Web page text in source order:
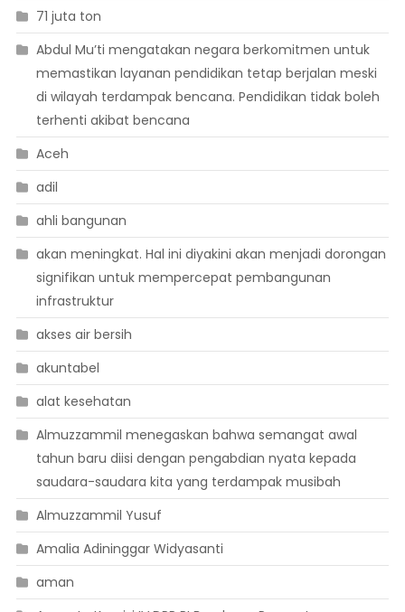
71 juta ton
Abdul Mu’ti mengatakan negara berkomitmen untuk
memastikan layanan pendidikan tetap berjalan meski
di wilayah terdampak bencana. Pendidikan tidak boleh
terhenti akibat bencana
Aceh
adil
ahli bangunan
akan meningkat. Hal ini diyakini akan menjadi dorongan
signifikan untuk mempercepat pembangunan
infrastruktur
akses air bersih
akuntabel
alat kesehatan
Almuzzammil menegaskan bahwa semangat awal
tahun baru diisi dengan pengabdian nyata kepada
saudara-saudara kita yang terdampak musibah
Almuzzammil Yusuf
Amalia Adininggar Widyasanti
aman